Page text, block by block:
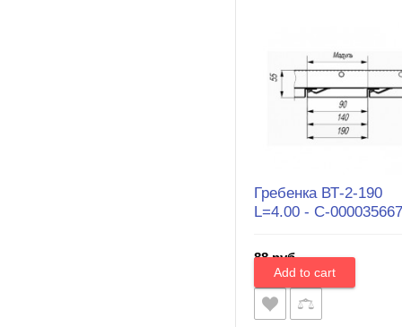
Гребенка ВТ-2-190
L=4.00 - С-000035667
88 руб.